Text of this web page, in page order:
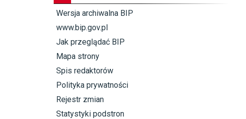
Wersja archiwalna BIP
www.bip.gov.pl
Jak przeglądać BIP
Mapa strony
Spis redaktorów
Polityka prywatności
Rejestr zmian
Statystyki podstron